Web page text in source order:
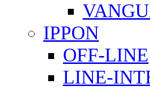
IPPON
OFF-LINE
LINE-